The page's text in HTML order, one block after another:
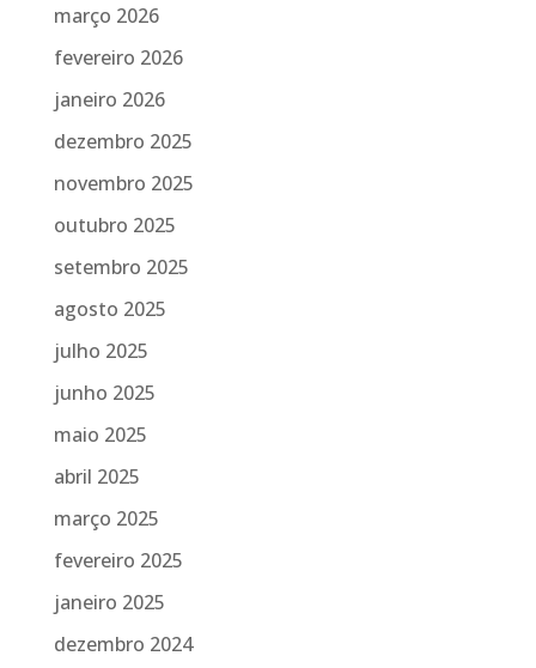
março 2026
fevereiro 2026
janeiro 2026
dezembro 2025
novembro 2025
outubro 2025
setembro 2025
agosto 2025
julho 2025
junho 2025
maio 2025
abril 2025
março 2025
fevereiro 2025
janeiro 2025
dezembro 2024